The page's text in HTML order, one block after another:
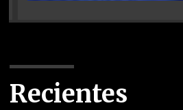
Recientes